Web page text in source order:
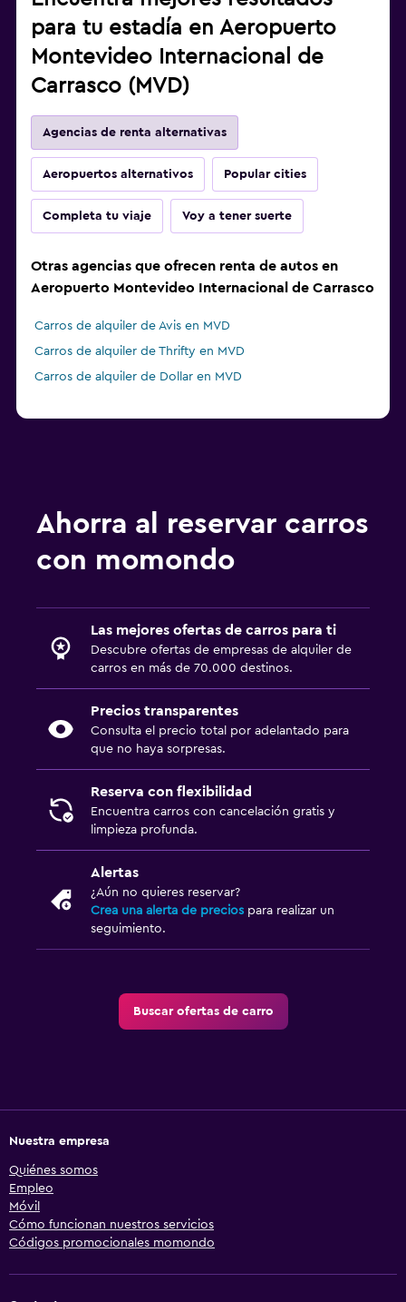
para tu estadía en Aeropuerto
Montevideo Internacional de
Carrasco (MVD)
Agencias de renta alternativas
Aeropuertos alternativos Popular cities
Completa tu viaje Voy a tener suerte
Otras agencias que ofrecen renta de autos en
Aeropuerto Montevideo Internacional de Carrasco
Carros de alquiler de Avis en MVD
Carros de alquiler de Thrifty en MVD
Carros de alquiler de Dollar en MVD
Ahorra al reservar carros
con momondo
Las mejores ofertas de carros para ti
Descubre ofertas de empresas de alquiler de
carros en más de 70.000 destinos.
Precios transparentes
Consulta el precio total por adelantado para
que no haya sorpresas.
Reserva con flexibilidad
Encuentra carros con cancelación gratis y
limpieza profunda.
Alertas
¿Aún no quieres reservar?
Crea una alerta de precios para realizar un
seguimiento.
Buscar ofertas de carro
Nuestra empresa
Quiénes somos
Empleo
Móvil
Cómo funcionan nuestros servicios
Códigos promocionales momondo